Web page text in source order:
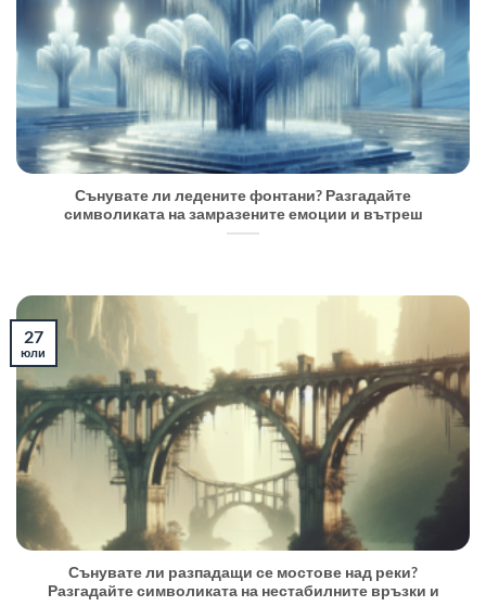
Сънувате ли ледените фонтани? Разгадайте
символиката на замразените емоции и вътреш
Сънувате ли разпадащи се мостове над реки?
Разгадайте символиката на нестабилните връзки и
27
юли